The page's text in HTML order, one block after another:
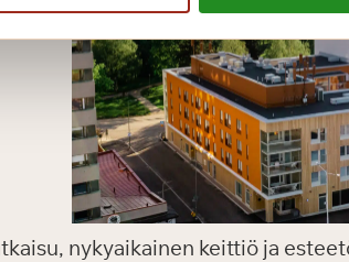
nykyaikainen keittiö ja